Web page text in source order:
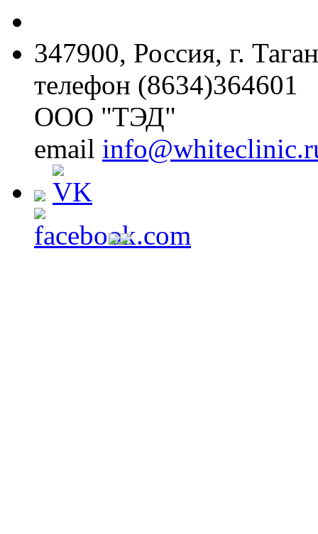
347900, Россия, г.
телефон (8634)364601
ООО "ТЭД"
email